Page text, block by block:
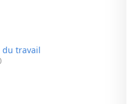
du travail